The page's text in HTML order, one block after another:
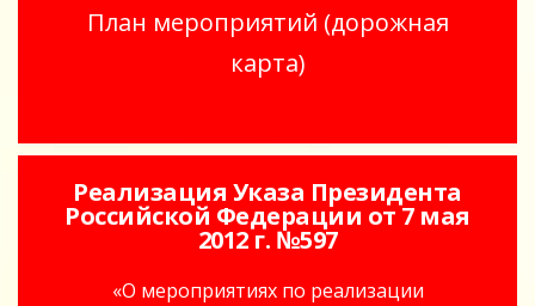
План мероприятий (дорожная
карта)
Реализация Указа Президента
Российской Федерации от 7 мая
2012 г. №597
«О мероприятиях по реализации